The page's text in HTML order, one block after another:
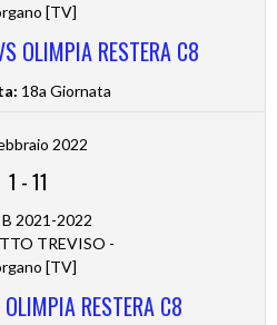
[TV]
OLIMPIA RESTERA C8
18a Giornata
2022
1 -11
2021-2022
TREVISO -
[TV]
RESTERA C8